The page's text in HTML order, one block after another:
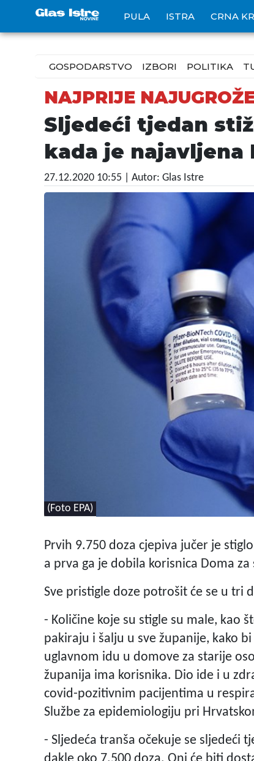
PULA ISTRA CRNA
GOSPODARSTVO IZBORI POLITIKA
NAJPRIJE
Sljedeći tjedan
kada je najavljena
27.12.2020 10:55 | Autor: Glas Istre
(Foto EPA)
Prvih 9.750 doza cjepiva jučer je
a prva ga je dobila korisnica Doma
Sve pristigle doze potrošit će se u tri
- Količine koje su stigle su male, kao
pakiraju i šalju u sve županije, kako
uglavnom idu u domove za starije
županija ima korisnika. Dio ide i u
covid-pozitivnim pacijentima u
Službe za epidemiologiju pri
- Sljedeća tranša očekuje se sljedeći